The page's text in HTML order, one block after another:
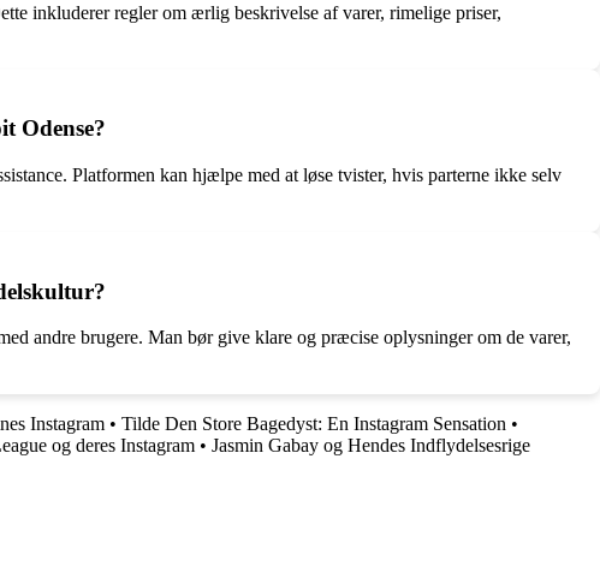
inkluderer regler om ærlig beskrivelse af varer, rimelige priser,
Odense?
Platformen kan hjælpe med at løse tvister, hvis parterne ikke selv
andre brugere. Man bør give klare og præcise oplysninger om de varer,
Instagram • Tilde Den Store Bagedyst: En Instagram Sensation •
og deres Instagram • Jasmin Gabay og Hendes Indflydelsesrige